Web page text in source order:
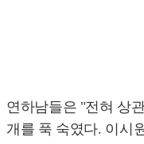
연하남들은 "전혀 상
개를 푹 숙였다. 이시